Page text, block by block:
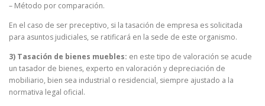
– Método por comparación.
En el caso de ser preceptivo, si la tasación de empresa es solicitada
para asuntos judiciales, se ratificará en la sede de este organismo.
3) Tasación de bienes muebles: en este tipo de valoración se acude
un tasador de bienes, experto en valoración y depreciación de
mobiliario, bien sea industrial o residencial, siempre ajustado a la
normativa legal oficial.